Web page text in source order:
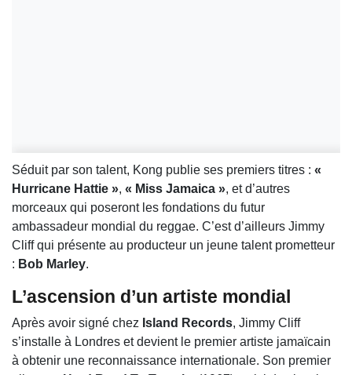
Séduit par son talent, Kong publie ses premiers titres : «
Hurricane Hattie », « Miss Jamaica », et d’autres
morceaux qui poseront les fondations du futur
ambassadeur mondial du reggae. C’est d’ailleurs Jimmy
Cliff qui présente au producteur un jeune talent prometteur
: Bob Marley.
L’ascension d’un artiste mondial
Après avoir signé chez Island Records, Jimmy Cliff
s’installe à Londres et devient le premier artiste jamaïcain
à obtenir une reconnaissance internationale. Son premier